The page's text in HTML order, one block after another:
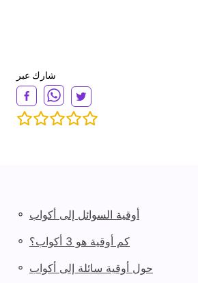
شارك عبر
◦ أوقية السوائل إلى أكواب
◦ كم أوقية هو 3 أكواب؟
◦ حول أوقية سائلة إلى أكواب